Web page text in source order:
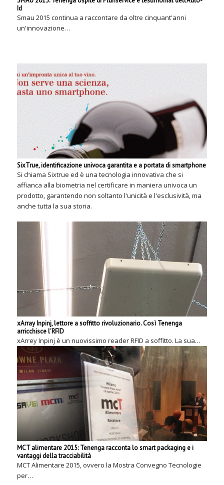
Id
Smau 2015 continua a raccontare da oltre cinquant'anni
un'innovazione…
SixTrue, identificazione univoca garantita e a portata di smartphone
Si chiama Sixtrue ed è una tecnologia innovativa che si
affianca alla biometria nel certificare in maniera univoca un
prodotto, garantendo non soltanto l'unicità e l'esclusività, ma
anche tutta la sua storia.
xArray Inpinj, lettore a soffitto rivoluzionario. Così Tenenga
arricchisce l'RFID
xArrey Inpinj è un nuovissimo reader RFID a soffitto. La sua…
MCT alimentare 2015: Tenenga racconta lo smart packaging e i
vantaggi della tracciabilità
MCT Alimentare 2015, ovvero la Mostra Convegno Tecnologie
per…